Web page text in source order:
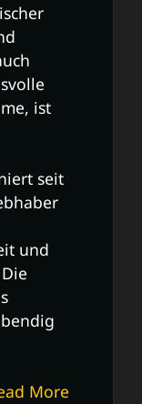
ist
seit
und
More